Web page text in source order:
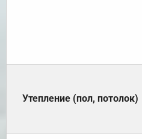
Утепление (пол, потолок)